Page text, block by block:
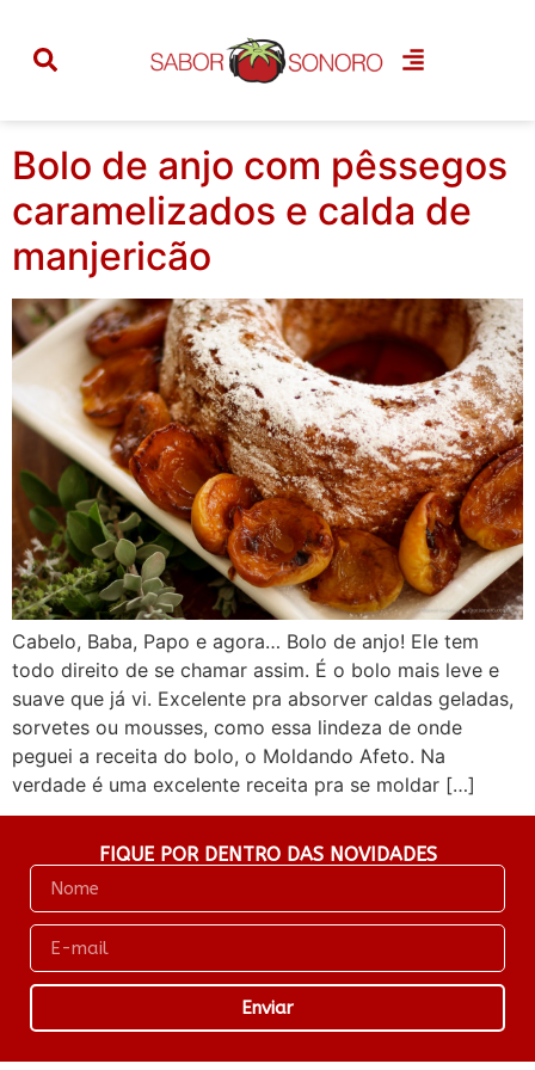
Categoria:sem
Bolo de anjo com pêssegos
caramelizados e calda de
manjericão
Cabelo, Baba, Papo e agora… Bolo de anjo! Ele tem
todo direito de se chamar assim. É o bolo mais leve e
suave que já vi. Excelente pra absorver caldas geladas,
sorvetes ou mousses, como essa lindeza de onde
peguei a receita do bolo, o Moldando Afeto. Na
verdade é uma excelente receita pra se moldar […]
FIQUE POR DENTRO DAS NOVIDADES
Enviar